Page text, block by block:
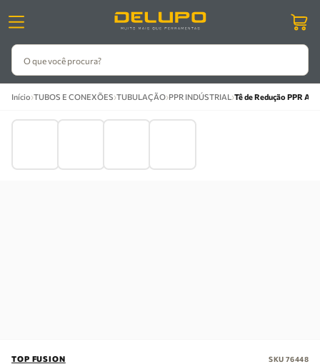
O que você procura?
Início›TUBOS E CONEXÕES›TUBULAÇÃO›PPR INDÚSTRIAL ›Tê de Redução PPR
TOP FUSION SKU 76448